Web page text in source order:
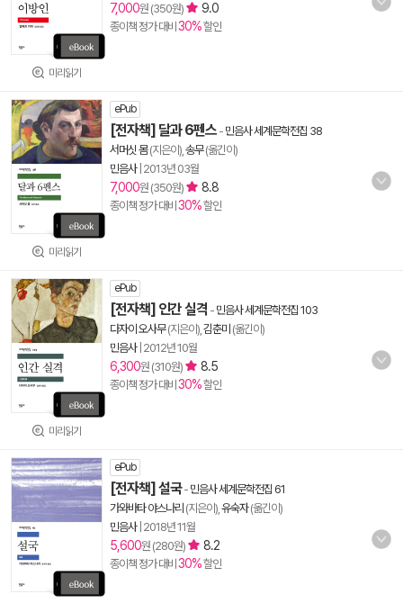
미리읽기
7,000원 (350원) 9.0
종이책 정가 대비 30%할인
미리읽기
ePub
[전자책] 달과 6펜스 - 민음사 세계문학전집 38
서머싯 몸(지은이), 송무(옮긴이)
민음사| 2013년 03월
7,000원 (350원) 8.8
종이책 정가 대비 30%할인
미리읽기
ePub
[전자책] 인간 실격 - 민음사 세계문학전집 103
다자이 오사무(지은이), 김춘미 (옮긴이)
민음사| 2012년 10월
6,300원 (310원) 8.5
종이책 정가 대비 30%할인
ePub
[전자책] 설국- 민음사 세계문학전집 61
가와바타 야스나리 (지은이), 유숙자(옮긴이)
민음사| 2018년 11월
5,600원 (280원) 8.2
종이책 정가 대비 30%할인